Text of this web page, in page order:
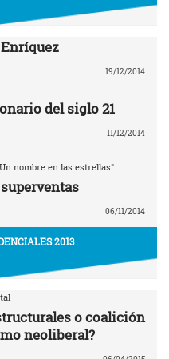
19/12/2014
del siglo 21
11/12/2014
nombre en las estrellas"
06/11/2014
2013
o coalición
neoliberal?